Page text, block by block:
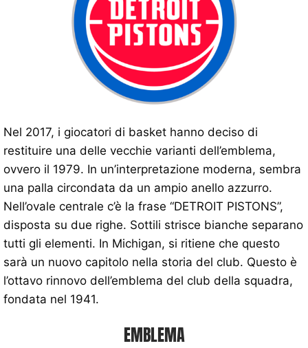
Nel 2017, i giocatori di basket hanno deciso di
restituire una delle vecchie varianti dell’emblema,
ovvero il 1979. In un’interpretazione moderna, sembra
una palla circondata da un ampio anello azzurro.
Nell’ovale centrale c’è la frase “DETROIT PISTONS”,
disposta su due righe. Sottili strisce bianche separano
tutti gli elementi. In Michigan, si ritiene che questo
sarà un nuovo capitolo nella storia del club. Questo è
l’ottavo rinnovo dell’emblema del club della squadra,
fondata nel 1941.
EMBLEMA